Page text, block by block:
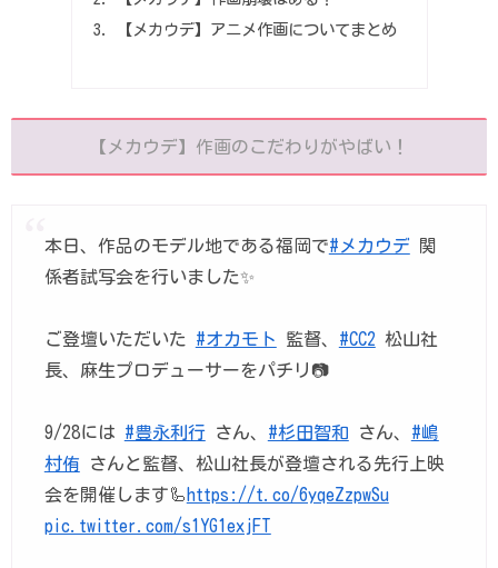
【メカウデ】アニメ作画についてまとめ
【メカウデ】作画のこだわりがやばい！
本日、作品のモデル地である福岡で#メカウデ関
係者試写会を行いました✨
ご登壇いただいた #オカモト 監督、 #CC2 松山社
長、麻生プロデューサーをパチリ📷
9/28には #豊永利行さん、 #杉田智和 さん、 #嶋
村侑 さんと監督、松山社長が登壇される先行上映
会を開催します🦾 https://t.co/6yqeZzpwSu
pic.twitter.com/s1YG1exjFT